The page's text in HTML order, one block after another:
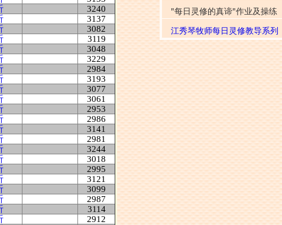
3240
3137
3082
3119
3048
3229
2984
3193
3077
3061
2953
2986
3141
2981
3244
3018
2995
3121
3099
2987
3114
2912
"每日灵修的真谛"作业及操练
江秀琴牧师每日灵修教导系列